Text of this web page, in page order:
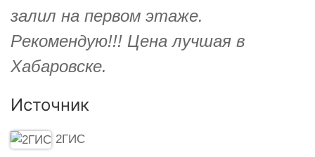
залил на первом этаже.
Рекомендую!!! Цена лучшая в
Хабаровске.
Источник
2ГИС